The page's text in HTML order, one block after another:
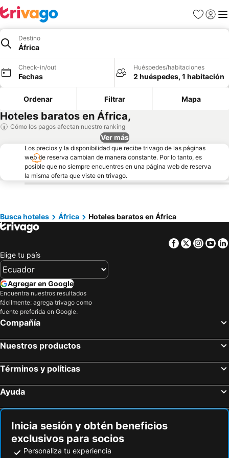
Favoritos
Iniciar
Destino
África
Check-in/out
Fechas
Huéspedes/habitaciones
2 huéspedes, 1 habitación
Ordenar Filtrar Mapa
Hoteles baratos en África,
Cómo los pagos afectan nuestro ranking
Ver más
Los precios y la disponibilidad que recibe trivago de las páginas
web de reserva cambian de manera constante. Por lo tanto, es
posible que no siempre encuentres en una página web de reserva
la misma oferta que viste en trivago.
Busca hoteles África Hoteles baratos en África
Facebook
Twitter
Elige tu país
Agregar en Google
Encuentra nuestros resultados
fácilmente: agrega trivago como
fuente preferida en Google.
Compañía
Nuestros productos
Términos y políticas
Ayuda
Inicia sesión y obtén beneficios
exclusivos para socios
Personaliza tu experiencia